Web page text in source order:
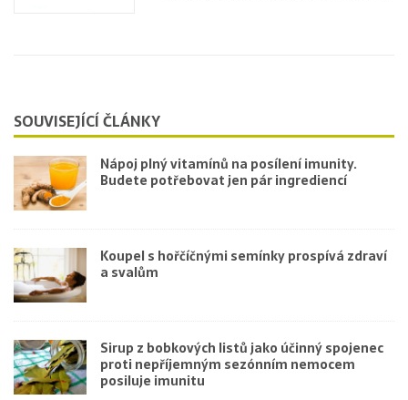
SOUVISEJÍCÍ ČLÁNKY
Nápoj plný vitamínů na posílení imunity.
Budete potřebovat jen pár ingrediencí
Koupel s hořčíčnými semínky prospívá zdraví
a svalům
Sirup z bobkových listů jako účinný spojenec
proti nepříjemným sezónním nemocem
posiluje imunitu